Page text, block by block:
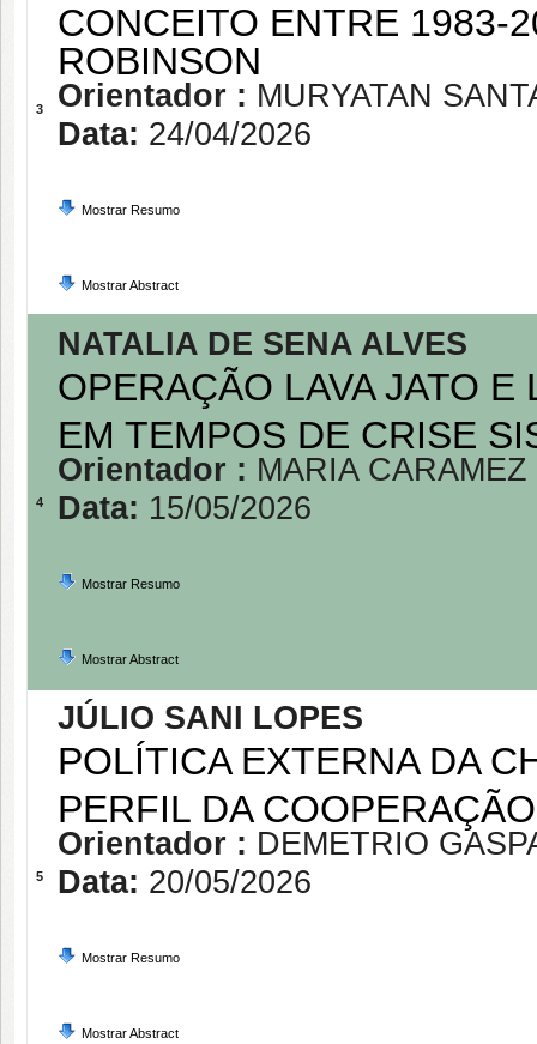
3
CONCEITO ENTRE 1983-
ROBINSON
Orientador : MURYATAN
Data: 24/04/2026
Mostrar Resumo
Mostrar Abstract
4
NATALIA DE SENA ALVES
OPERAÇÃO LAVA JATO
EM TEMPOS DE CRISE
Orientador : MARIA
Data: 15/05/2026
Mostrar Resumo
Mostrar Abstract
5
JÚLIO SANI LOPES
POLÍTICA EXTERNA DA
PERFIL DA
Orientador : DEMETRIO
Data: 20/05/2026
Mostrar Resumo
Mostrar Abstract